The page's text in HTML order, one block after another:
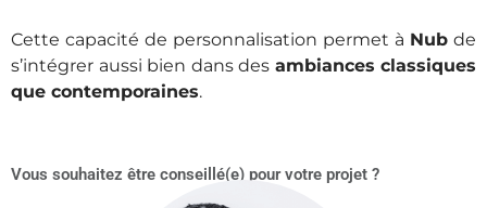
Cette capacité de personnalisation permet à Nub de
s’intégrer aussi bien dans des ambiances classiques
que contemporaines.
Vous souhaitez être conseillé(e) pour votre projet ?